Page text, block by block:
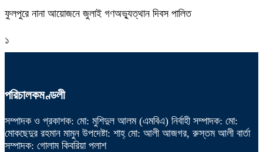
ফুলপুরে নানা আয়োজনে জুলাই গণঅভ্যুত্থান দিবস পালিত
১
পরিচালকমণ্ডলী
সম্পাদক ও প্রকাশক: মো: মুশিদুল আলম (এমবিএ) নির্বাহী সম্পাদক: মো:
মোকছেদুর রহমান মামুন উপদেষ্টা: শাহ্ মো: আলী আজগর, রুস্তম আলী বার্তা
সম্পাদক: গোলাম কিবরিয়া পলাশ